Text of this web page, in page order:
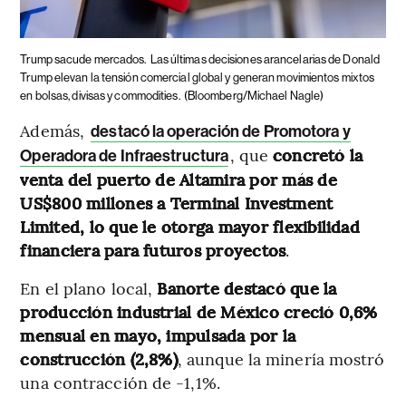
Trump sacude mercados. Las últimas decisiones arancelarias de Donald
Trump elevan la tensión comercial global y generan movimientos mixtos
en bolsas, divisas y commodities. (Bloomberg/Michael Nagle)
Además, destacó la operación de Promotora y
Operadora de Infraestructura, que concretó la
venta del puerto de Altamira por más de
US$800 millones a Terminal Investment
Limited, lo que le otorga mayor flexibilidad
financiera para futuros proyectos.
En el plano local, Banorte destacó que la
producción industrial de México creció 0,6%
mensual en mayo, impulsada por la
construcción (2,8%), aunque la minería mostró
una contracción de -1,1%.